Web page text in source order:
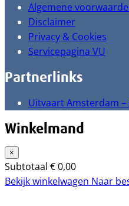
Algemene
Disclaimer
Privacy & Cookies
Servicepagina VU
Partnerlinks
Uitvaart Amsterdam
Winkelmand
×
Subtotaal €0,00
Bekijk winkelwagen Naar